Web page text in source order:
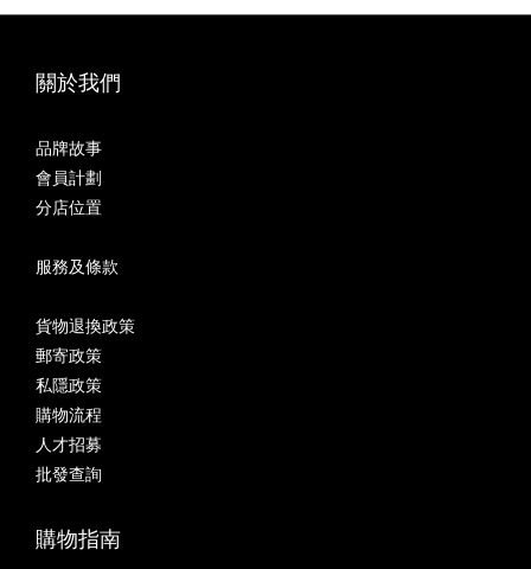
關於我們
品牌故事
會員計劃
分店位置
服務及條款
貨物退換政策
郵寄政策
私隱政策
購物流程
人才招募
批發查詢
購物指南